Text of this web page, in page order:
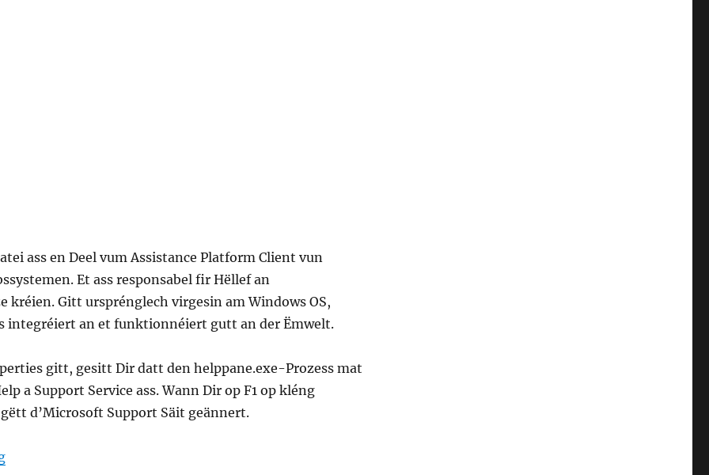
ass en Deel vum Assistance Platform Client vun
Et ass responsabel fir Hëllef an
kréien. Gitt ursprénglech virgesin am Windows OS,
integréiert an et funktionnéiert gutt an der Ëmwelt.
gitt, gesitt Dir datt den helppane.exe-Prozess mat
a Support Service ass. Wann Dir op F1 op kléng
d’Microsoft Support Säit geännert.
“helppane.exe Microsoft Hëllef a Support”